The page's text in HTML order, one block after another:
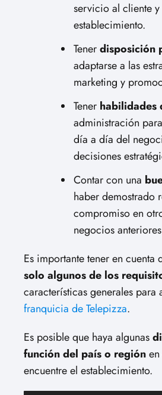
servicio al cliente
establecimiento.
Tenerdisposición
adaptarse a las
marketing y
Tener habilidades
administración
día a día del
decisiones
Contar con una
haber demostrado
compromiso en
negocios
Es importante tener en cuenta
solo algunos de los
características generales para
franquicia de Telepizza.
Es posible que haya algunas
función del país o región
encuentre el establecimiento.